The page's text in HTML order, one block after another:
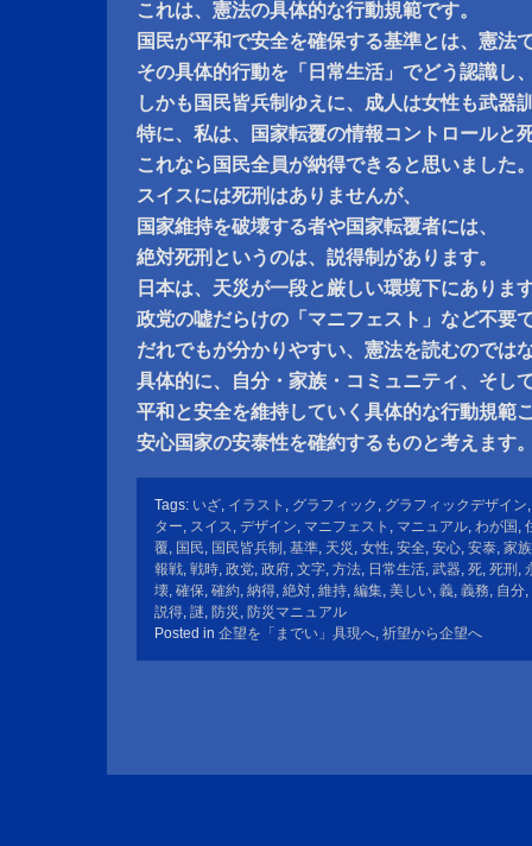
これは、憲法の具体的な行動規範です。
国民が平和で安全を確保する基準とは、憲法
その具体的行動を「日常生活」でどう認識し
しかも国民皆兵制ゆえに、成人は女性も武器
特に、私は、国家転覆の情報コントロールと
これなら国民全員が納得できると思いました
スイスには死刑はありませんが、
国家維持を破壊する者や国家転覆者には、
絶対死刑というのは、説得制があります。
日本は、天災が一段と厳しい環境下にありま
政党の嘘だらけの「マニフェスト」など不要
だれでもが分かりやすい、憲法を読むのでは
具体的に、自分・家族・コミュニティ、そし
平和と安全を維持していく具体的な行動規範
安心国家の安泰性を確約するものと考えます
Tags: いざ, イラスト , グラフィック , グラフィックデザイン
ター, スイス, デザイン, マニフェスト , マニュアル, わが国 ,
覆, 国民, 国民皆兵制 , 基準, 天災 , 女性, 安全, 安心, 安泰, 家族
報戦, 戦時, 政党, 政府, 文字, 方法, 日常生活, 武器, 死, 死刑 ,
壊, 確保, 確約, 納得, 絶対, 維持, 編集, 美しい, 義, 義務, 自分,
説得, 謎, 防災 , 防災マニュアル
Posted in 企望を「までい」具現へ, 祈望から企望へ